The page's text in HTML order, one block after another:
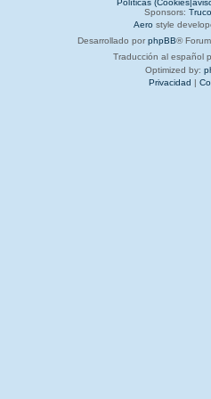
Sponsors:
Aero style
Desarrollado por phpBB®
Traducción al español
Optimized by:
Privacidad |